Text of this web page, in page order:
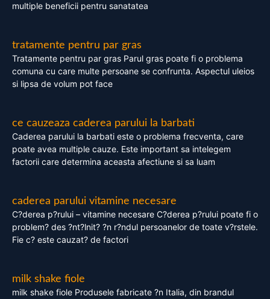
multiple beneficii pentru sanatatea
tratamente pentru par gras
Tratamente pentru par gras Parul gras poate fi o problema
comuna cu care multe persoane se confrunta. Aspectul uleios
si lipsa de volum pot face
ce cauzeaza caderea parului la barbati
Caderea parului la barbati este o problema frecventa, care
poate avea multiple cauze. Este important sa intelegem
factorii care determina aceasta afectiune si sa luam
caderea parului vitamine necesare
C?derea p?rului – vitamine necesare C?derea p?rului poate fi o
problem? des ?nt?lnit? ?n r?ndul persoanelor de toate v?rstele.
Fie c? este cauzat? de factori
milk shake fiole
milk shake fiole Produsele fabricate ?n Italia, din brandul